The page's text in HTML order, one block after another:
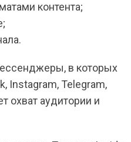
контента;
в которых
Instagram, Telegram,
охват аудитории и